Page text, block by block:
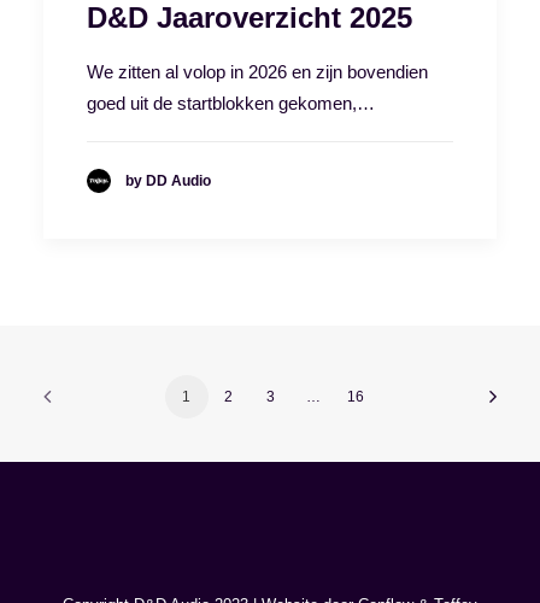
D&D Jaaroverzicht 2025
We zitten al volop in 2026 en zijn bovendien
goed uit de startblokken gekomen,…
by DD Audio
1 2 3 16